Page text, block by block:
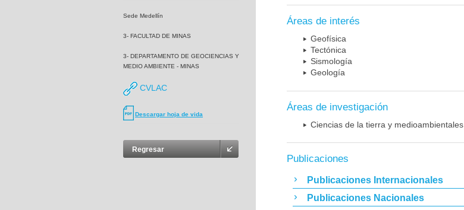
Sede Medellín
3- FACULTAD DE MINAS
3- DEPARTAMENTO DE GEOCIENCIAS Y
MEDIO AMBIENTE - MINAS
CVLAC
Descargar hoja de vida
Regresar
Áreas de interés
Geofísica
Tectónica
Sismología
Geología
Áreas de investigación
Ciencias de la tierra y medioambientales
Publicaciones
Publicaciones Internacionales
Publicaciones Nacionales